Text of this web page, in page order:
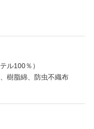
ル100％）
樹脂綿、防虫不織布